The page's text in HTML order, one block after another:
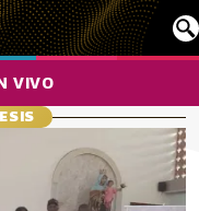
VIVO